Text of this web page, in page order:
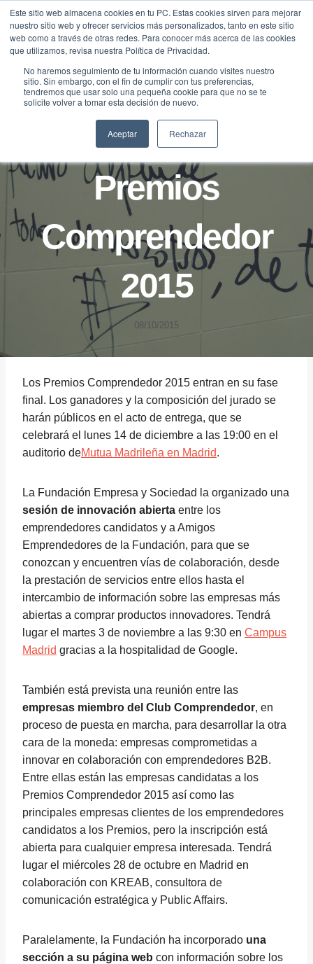
Este sitio web almacena cookies en tu PC. Estas cookies sirven para mejorar
nuestro sitio web y ofrecer servicios más personalizados, tanto en este sitio
web como a través de otras redes. Para conocer más acerca de las cookies
que utilizamos, revisa nuestra Política de Privacidad.
No haremos seguimiento de tu información cuando visites nuestro
sitio. Sin embargo, con el fin de cumplir con tus preferencias,
tendremos que usar solo una pequeña cookie para que no se te
solicite volver a tomar esta decisión de nuevo.
Aceptar Rechazar
Saltar
contenido
NOTICIAS
Recta final de los
Premios
Comprendedor
2015
08/10/2015
Los Premios Comprendedor 2015 entran en su fase
final. Los ganadores y la composición del jurado se
harán públicos en el acto de entrega, que se
celebrará el lunes 14 de diciembre a las 19:00 en el
auditorio deMutua Madrileña en Madrid.
La Fundación Empresa y Sociedad la organizado una
sesión de innovación abierta entre los
emprendedores candidatos y a Amigos
Emprendedores de la Fundación, para que se
conozcan y encuentren vías de colaboración, desde
la prestación de servicios entre ellos hasta el
intercambio de información sobre las empresas más
abiertas a comprar productos innovadores. Tendrá
lugar el martes 3 de noviembre a las 9:30 en Campus
Madrid gracias a la hospitalidad de Google.
También está prevista una reunión entre las
empresas miembro del Club Comprendedor, en
proceso de puesta en marcha, para desarrollar la otra
cara de la moneda: empresas comprometidas a
innovar en colaboración con emprendedores B2B.
Entre ellas están las empresas candidatas a los
Premios Comprendedor 2015 así como las
principales empresas clientes de los emprendedores
candidatos a los Premios, pero la inscripción está
abierta para cualquier empresa interesada. Tendrá
lugar el miércoles 28 de octubre en Madrid en
colaboración con KREAB, consultora de
comunicación estratégica y Public Affairs.
Paralelamente, la Fundación ha incorporado una
sección a su página web con información sobre los
Traducir »